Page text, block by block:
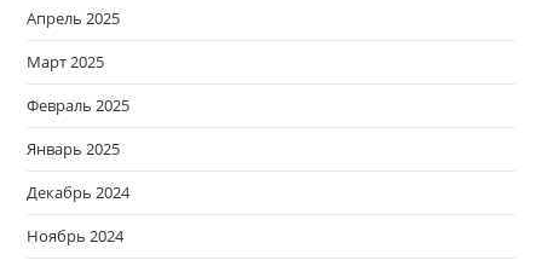
Апрель 2025
Март 2025
Февраль 2025
Январь 2025
Декабрь 2024
Ноябрь 2024